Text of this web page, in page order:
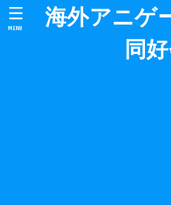
海外アニゲ
同
MENU